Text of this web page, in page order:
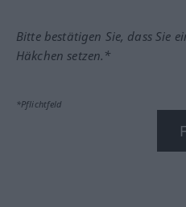
Bitte bestätigen Sie, dass Sie
Häkchen setzen.*
*Pflichtfeld